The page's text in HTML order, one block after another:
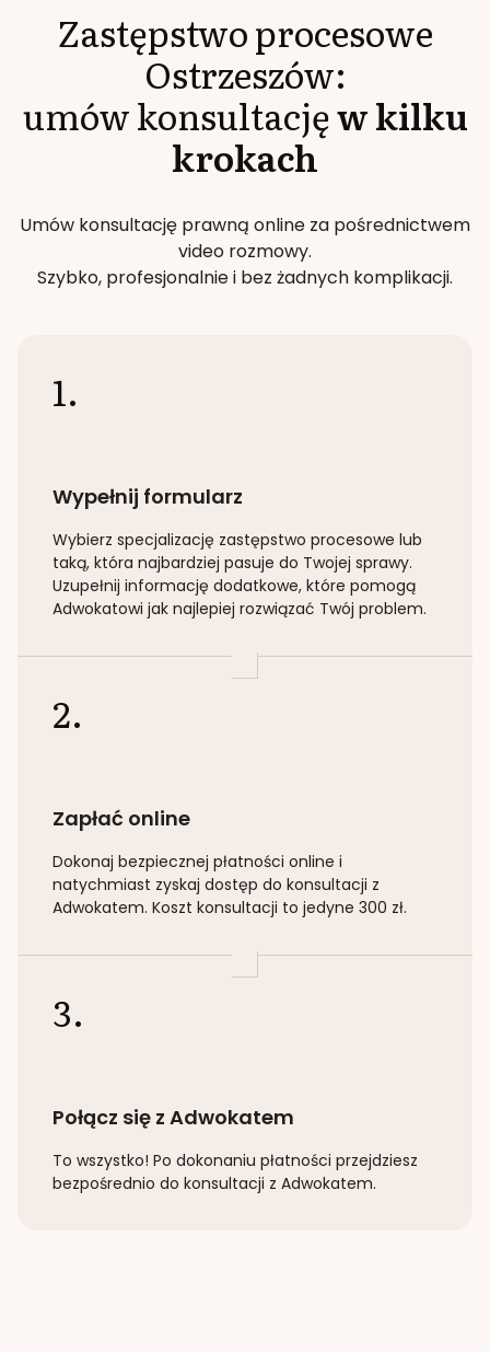
Zastępstwo procesowe
Ostrzeszów:
umów konsultacjęw kilku
krokach
Umów konsultację prawną online za pośrednictwem
video rozmowy.
Szybko, profesjonalnie i bez żadnych komplikacji.
1.
Wypełnij formularz
Wybierz specjalizację zastępstwo procesowe lub
taką, która najbardziej pasuje do Twojej sprawy.
Uzupełnij informację dodatkowe, które pomogą
Adwokatowi jak najlepiej rozwiązać Twój problem.
2.
Zapłać online
Dokonaj bezpiecznej płatności online i
natychmiast zyskaj dostęp do konsultacji z
Adwokatem. Koszt konsultacji to jedyne 300 zł.
3.
Połącz się z Adwokatem
To wszystko! Po dokonaniu płatności przejdziesz
bezpośrednio do konsultacji z Adwokatem.